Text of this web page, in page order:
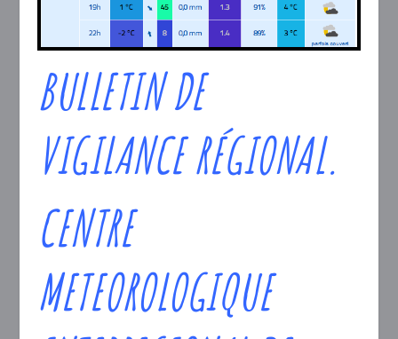
BULLETIN DE
VIGILANCE RÉGIONAL.
CENTRE
METEOROLOGIQUE